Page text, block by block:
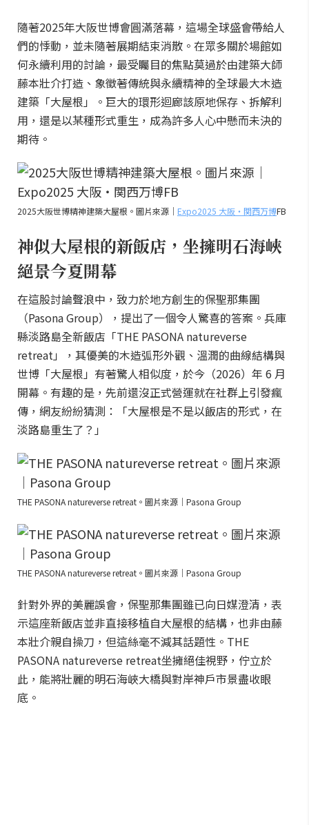
隨著2025年大阪世博會圓滿落幕，這場全球盛會帶給人
們的悸動，並未隨著展期結束消散。在眾多關於場館如
何永續利用的討論，最受矚目的焦點莫過於由建築大師
藤本壯介打造、象徵著傳統與永續精神的全球最大木造
建築「大屋根」。巨大的環形迴廊該原地保存、拆解利
用，還是以某種形式重生，成為許多人心中懸而未決的
期待。
2025大阪世博精神建築大屋根。圖片來源｜ Expo2025 大阪・関西万博FB
神似大屋根的新飯店，坐擁明石海峽
絕景今夏開幕
在這股討論聲浪中，致力於地方創生的保聖那集團
（Pasona Group），提出了一個令人驚喜的答案。兵庫
縣淡路島全新飯店「THE PASONA natureverse
retreat」，其優美的木造弧形外觀、溫潤的曲線結構與
世博「大屋根」有著驚人相似度，於今（2026）年 6 月
開幕。有趣的是，先前還沒正式營運就在社群上引發瘋
傳，網友紛紛猜測：「大屋根是不是以飯店的形式，在
淡路島重生了？」
THE PASONA natureverse retreat。圖片來源｜Pasona Group
THE PASONA natureverse retreat。圖片來源｜Pasona Group
針對外界的美麗誤會，保聖那集團雖已向日媒澄清，表
示這座新飯店並非直接移植自大屋根的結構，也非由藤
本壯介親自操刀，但這絲毫不減其話題性。THE
PASONA natureverse retreat坐擁絕佳視野，佇立於
此，能將壯麗的明石海峽大橋與對岸神戶市景盡收眼
底。